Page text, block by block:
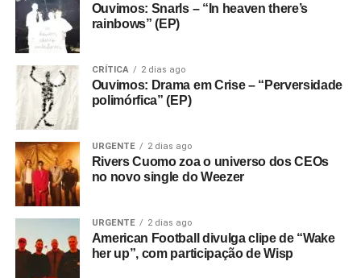
Ouvimos: Snarls – “In heaven there’s
rainbows” (EP)
CRÍTICA 2 dias ago
Ouvimos: Drama em Crise – “Perversidade
polimórfica” (EP)
URGENTE 2 dias ago
Rivers Cuomo zoa o universo dos CEOs
no novo single do Weezer
URGENTE 2 dias ago
American Football divulga clipe de “Wake
her up”, com participação de Wisp